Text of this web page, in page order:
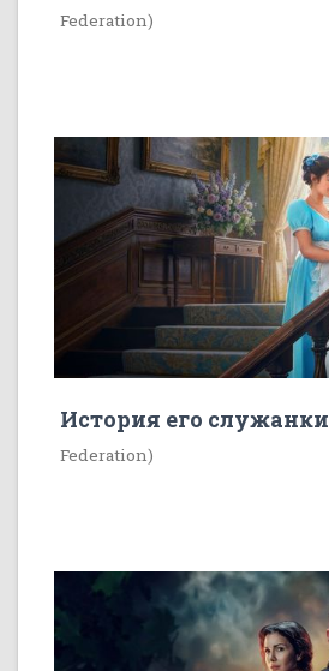
Federation)
История его служанки
Federation)